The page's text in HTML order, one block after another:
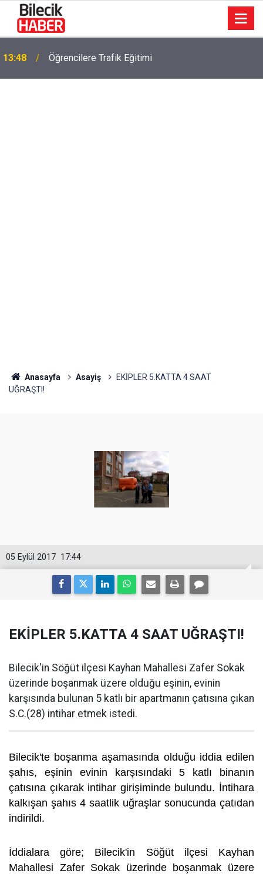
13:48 Öğrencilere Trafik Eğitimi
Anasayfa Asayiş
EKİPLER 5.KATTA 4 SAAT
UĞRAŞTI!
17:44
05 Eylül 2017
EKİPLER 5.KATTA 4 SAAT UĞRAŞTI!
Bilecik'in Söğüt ilçesi Kayhan Mahallesi Zafer Sokak
üzerinde boşanmak üzere olduğu eşinin, evinin
karşısında bulunan 5 katlı bir apartmanın çatısına çıkan
S.C.(28) intihar etmek istedi.
Bilecik'te boşanma aşamasında olduğu iddia edilen
şahıs, eşinin evinin karşısındaki 5 katlı binanın
çatısına çıkarak intihar girişiminde bulundu. İntihara
kalkışan şahıs 4 saatlik uğraşlar sonucunda çatıdan
indirildi.
İddialara göre; Bilecik'in Söğüt ilçesi Kayhan
Mahallesi Zafer Sokak üzerinde boşanmak üzere